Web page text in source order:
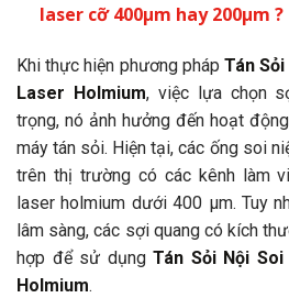
laser cỡ 400μm hay 200μm ?
Khi thực hiện phương pháp Tán
Laser Holmium, việc lựa chọn
trọng, nó ảnh hưởng đến hoạt
máy tán sỏi. Hiện tại, các ống soi
trên thị trường có các kênh làm
laser holmium dưới 400 μm. Tuy
lâm sàng, các sợi quang có kích
hợp để sử dụngTán Sỏi Nội
Holmium.